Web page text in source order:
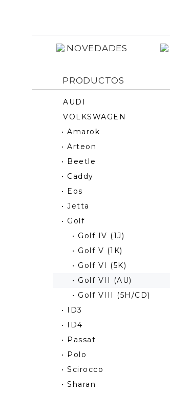
NOVEDADES
PRODUCTOS
AUDI
VOLKSWAGEN
• Amarok
• Arteon
• Beetle
• Caddy
• Eos
• Jetta
• Golf
• Golf IV (1J)
• Golf V (1K)
• Golf VI (5K)
• Golf VII (AU)
• Golf VIII (5H/CD)
• ID3
• ID4
• Passat
• Polo
• Scirocco
• Sharan